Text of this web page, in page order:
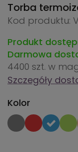
Torba
Kod produktu:
Produkt
Darmowa
4400 szt. w
Szczegóły
Kolor